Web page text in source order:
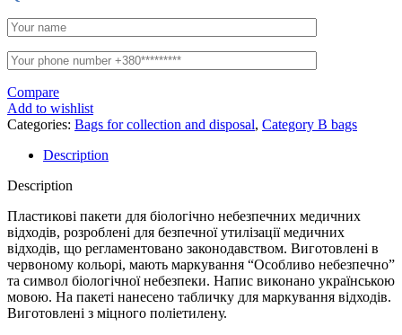
Compare
Add to wishlist
Categories: Bags for collection and disposal, Category B bags
Description
Description
Пластикові пакети для біологічно небезпечних медичних
відходів, розроблені для безпечної утилізації медичних
відходів, що регламентовано законодавством. Виготовлені в
червоному кольорі, мають маркування “Особливо небезпечно”
та символ біологічної небезпеки. Напис виконано українською
мовою. На пакеті нанесено табличку для маркування відходів.
Виготовлені з міцного поліетилену.